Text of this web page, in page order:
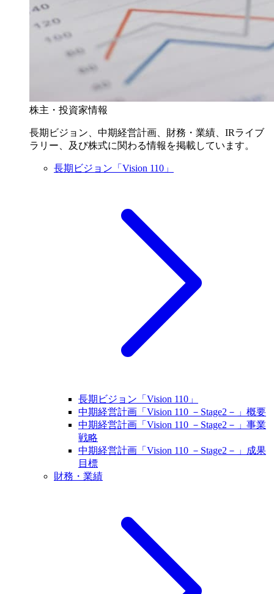
株主・投資家情報
長期ビジョン、中期経営計画、財務・業績、IRライブ
ラリー、及び株式に関わる情報を掲載しています。
長期ビジョン「Vision 110」
長期ビジョン「Vision 110」
中期経営計画「Vision 110 －Stage2－」概要
中期経営計画「Vision 110 －Stage2－」事業
戦略
中期経営計画「Vision 110 －Stage2－」成果
目標
財務・業績